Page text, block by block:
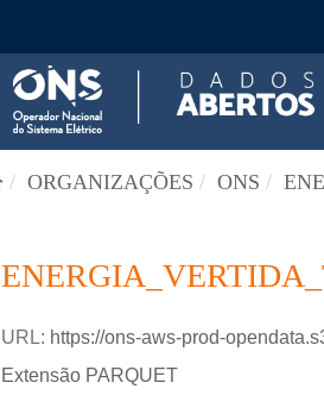
ORGANIZAÇÕES ONS
URL: https://ons-aws-prod-
Extensão PARQUET